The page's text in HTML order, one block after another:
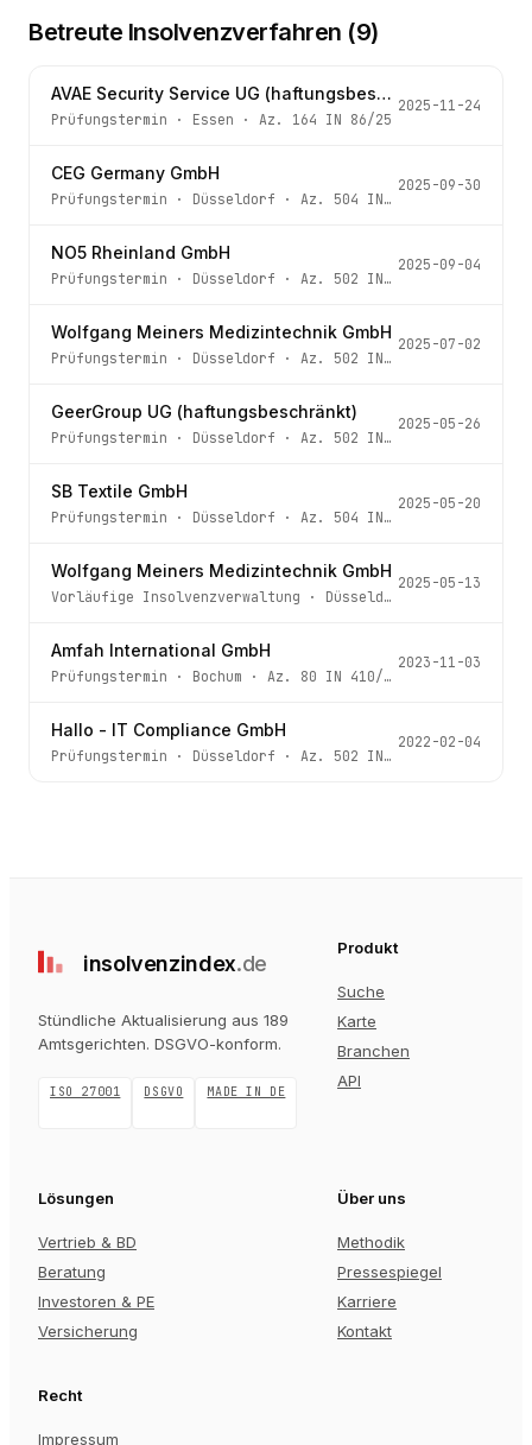
Betreute Insolvenzverfahren (9)
AVAE Security Service UG (haftungsbeschränkt)
Prüfungstermin · Essen · Az. 164 IN 86/25
2025-11-24
CEG Germany GmbH
Prüfungstermin · Düsseldorf · Az. 504 IN 122/25
2025-09-30
NO5 Rheinland GmbH
Prüfungstermin · Düsseldorf · Az. 502 IN 131/25
2025-09-04
Wolfgang Meiners Medizintechnik GmbH
Prüfungstermin · Düsseldorf · Az. 502 IN 89/25
2025-07-02
GeerGroup UG (haftungsbeschränkt)
Prüfungstermin · Düsseldorf · Az. 502 IN 90/25
2025-05-26
SB Textile GmbH
Prüfungstermin · Düsseldorf · Az. 504 IN 263/24
2025-05-20
Wolfgang Meiners Medizintechnik GmbH
Vorläufige Insolvenzverwaltung · Düsseldorf
2025-05-13
Amfah International GmbH
Prüfungstermin · Bochum · Az. 80 IN 410/23
2023-11-03
Hallo - IT Compliance GmbH
Prüfungstermin · Düsseldorf · Az. 502 IN 94/21
2022-02-04
insolvenzindex.de
Stündliche Aktualisierung aus 189
Amtsgerichten. DSGVO-konform.
ISO 27001 DSGVO MADE IN DE
Produkt
Suche
Karte
Branchen
API
Lösungen
Vertrieb & BD
Beratung
Investoren & PE
Versicherung
Über uns
Methodik
Pressespiegel
Karriere
Kontakt
Recht
Impressum